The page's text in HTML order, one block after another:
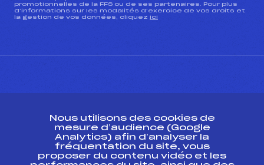
promotionnelles de la FFS ou de ses partenaires. Pour plus
d’informations sur les modalités d’exercice de vos droits et
la gestion de vos données, cliquez ici
Ressources
Nous utilisons des cookies de
mesure d’audience (Google
Analytics) afin d’analyser la
fréquentation du site, vous
proposer du contenu vidéo et les